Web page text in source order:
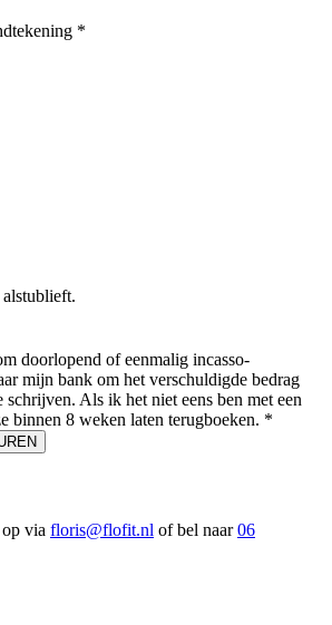
*
doorlopend of eenmalig incasso-
mijn bank om het verschuldigde bedrag
Als ik het niet eens ben met een
binnen 8 weken laten terugboeken. *
via floris@flofit.nl of bel naar06